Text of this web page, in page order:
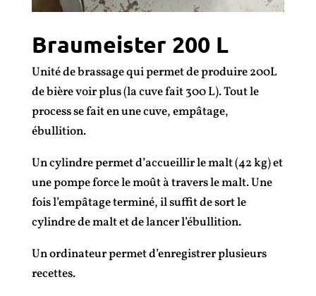
Braumeister 200 L
Unité de brassage qui permet de produire 200L
de bière voir plus (la cuve fait 300 L). Tout le
process se fait en une cuve, empâtage,
ébullition.
Un cylindre permet d’accueillir le malt (42 kg) et
une pompe force le moût à travers le malt. Une
fois l’empâtage terminé, il suffit de sort le
cylindre de malt et de lancer l’ébullition.
Un ordinateur permet d’enregistrer plusieurs
recettes.